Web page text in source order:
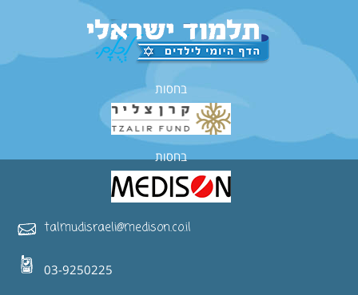
בחסות
בחסות
talmudisraeli@medison.co.il
03-9250225